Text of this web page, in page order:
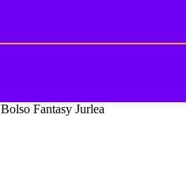
Bolso Fantasy Jurlea